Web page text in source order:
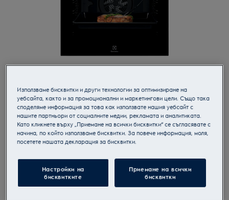
KOEBP39WZ
Пиролитична фурна
Продуктов информационен лист
Използваме бисквитки и други технологии за оптимизиране на
уебсайта, както и за промоционални и маркетингови цели. Също така
споделяме информация за това как използвате нашия уебсайт с
нашите партньори от социалните медии, рекламата и аналитиката.
Като кликнете върху „Приемане на всички бисквитки“ се съгласявате с
начина, по който използваме бисквитки. За повече информация, моля,
посетете нашата декларация за бисквитки.
Настройки на
бисквитките
Приемане на всички
бисквитки